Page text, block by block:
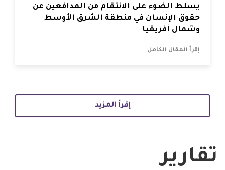
يسلط الضوء على الانتقام من المدافعين عن
حقوق الإنسان في منطقة الشرق الأوسط
وشمال أفريقيا
إقرأ المقال الكامل
إقرأ المزيد
تقارير